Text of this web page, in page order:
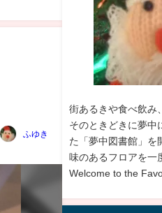
ふゆき
街あるきや食べ飲み
そのときどきに夢中
た「夢中図書館」を
味のあるフロアを一
Welcome to the